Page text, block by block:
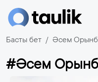
Басты бет Әсем
#Әсем